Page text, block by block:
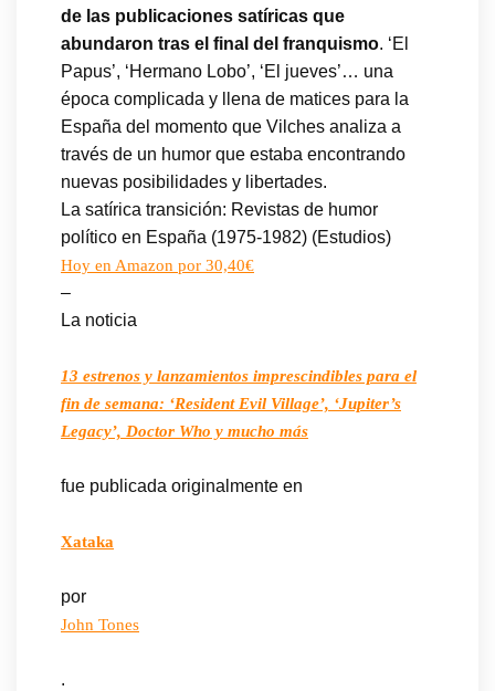
de las publicaciones satíricas que
abundaron tras el final del franquismo. ‘El
Papus’, ‘Hermano Lobo’, ‘El jueves’… una
época complicada y llena de matices para la
España del momento que Vilches analiza a
través de un humor que estaba encontrando
nuevas posibilidades y libertades.
La satírica transición: Revistas de humor
político en España (1975-1982) (Estudios)
Hoy en Amazon por 30,40€
–
La noticia
13 estrenos y lanzamientos imprescindibles para el
fin de semana: ‘Resident Evil Village’, ‘Jupiter’s
Legacy’, Doctor Who y mucho más
fue publicada originalmente en
Xataka
por
John Tones
.